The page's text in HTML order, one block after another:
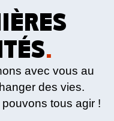
.
avec vous au
des vies.
tous agir !